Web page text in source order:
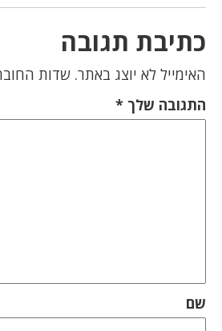
כתיבת תגובה
האימייל לא יוצג באתר. שדות
התגובה שלך *
שם